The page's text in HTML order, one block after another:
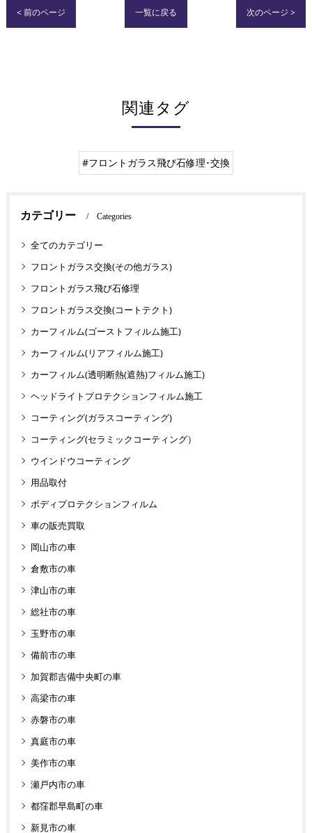
< 前のページ 一覧に戻る 次のページ >
関連タグ
#フロントガラス飛び石修理･交換
カテゴリー Categories
全てのカテゴリー
フロントガラス交換(その他ガラス)
フロントガラス飛び石修理
フロントガラス交換(コートテクト)
カーフィルム(ゴーストフィルム施工)
カーフィルム(リアフィルム施工)
カーフィルム(透明断熱(遮熱)フィルム施工)
ヘッドライトプロテクションフィルム施工
コーティング(ガラスコーティング)
コーティング(セラミックコーティング）
ウインドウコーティング
用品取付
ボディプロテクションフィルム
車の販売買取
岡山市の車
倉敷市の車
津山市の車
総社市の車
玉野市の車
備前市の車
加賀郡吉備中央町の車
高梁市の車
赤磐市の車
真庭市の車
美作市の車
瀬戸内市の車
都窪郡早島町の車
新見市の車